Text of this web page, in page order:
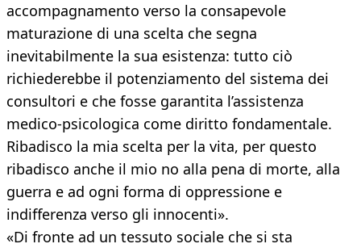
accompagnamento verso la consapevole
maturazione di una scelta che segna
inevitabilmente la sua esistenza: tutto ciò
richiederebbe il potenziamento del sistema dei
consultori e che fosse garantita l’assistenza
medico-psicologica come diritto fondamentale.
Ribadisco la mia scelta per la vita, per questo
ribadisco anche il mio no alla pena di morte, alla
guerra e ad ogni forma di oppressione e
indifferenza verso gli innocenti».
«Di fronte ad un tessuto sociale che si sta